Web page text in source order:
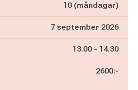
10 (måndagar)
7 september 2026
Pågår mellan
13.00 - och
14.30
2600:-